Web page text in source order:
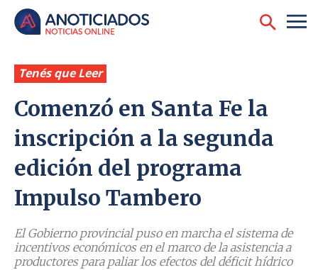
Tenés que Leer
Comenzó en Santa Fe la
inscripción a la segunda
edición del programa
Impulso Tambero
El Gobierno provincial puso en marcha el sistema de
incentivos económicos en el marco de la asistencia a
productores para paliar los efectos del déficit hídrico